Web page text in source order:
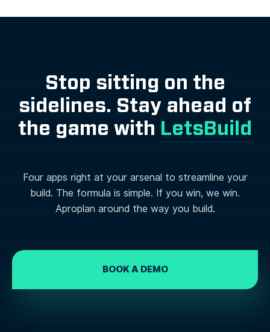
Stop sitting on the
sidelines. Stay ahead of
the game with LetsBuild
Four apps right at your arsenal to streamline your
build. The formula is simple. If you win, we win.
Aproplan around the way you build.
BOOK A DEMO